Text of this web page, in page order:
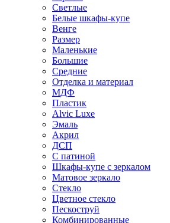
Светлые
Белые шкафы-купе
Венге
Размер
Маленькие
Большие
Средние
Отделка и материал
МДФ
Пластик
Alvic Luxe
Эмаль
Акрил
ДСП
С патиной
Шкафы-купе с зеркалом
Матовое зеркало
Стекло
Цветное стекло
Пескоструй
Комбинированные